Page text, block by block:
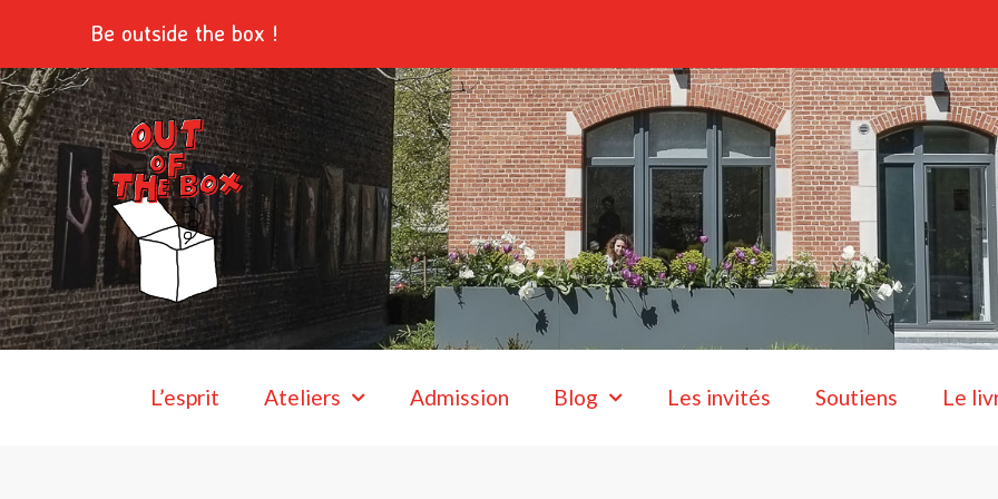
contenu
Be outside the box !
L’esprit Ateliers Admission Blog Les invités Soutiens Le